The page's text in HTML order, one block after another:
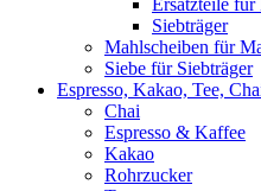
Siebträger
Mahlscheiben für
Siebe für Siebträger
Espresso, Kakao, Tee,
Chai
Espresso & Kaffee
Kakao
Rohrzucker